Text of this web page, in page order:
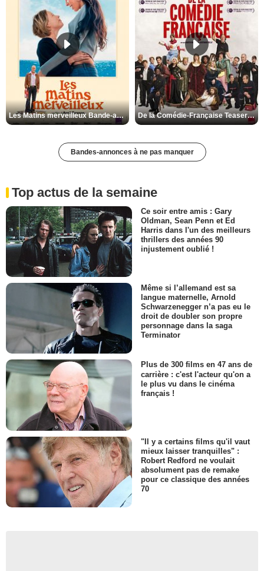
Les Matins merveilleux Bande-annonce VF De la Comédie-Française Teaser VF
Bandes-annonces à ne pas manquer
Top actus de la semaine
Ce soir entre amis : Gary
Oldman, Sean Penn et Ed
Harris dans l'un des meilleurs
thrillers des années 90
injustement oublié !
Même si l’allemand est sa
langue maternelle, Arnold
Schwarzenegger n’a pas eu le
droit de doubler son propre
personnage dans la saga
Terminator
Plus de 300 films en 47 ans de
carrière : c'est l'acteur qu'on a
le plus vu dans le cinéma
français !
"Il y a certains films qu'il vaut
mieux laisser tranquilles" :
Robert Redford ne voulait
absolument pas de remake
pour ce classique des années
70